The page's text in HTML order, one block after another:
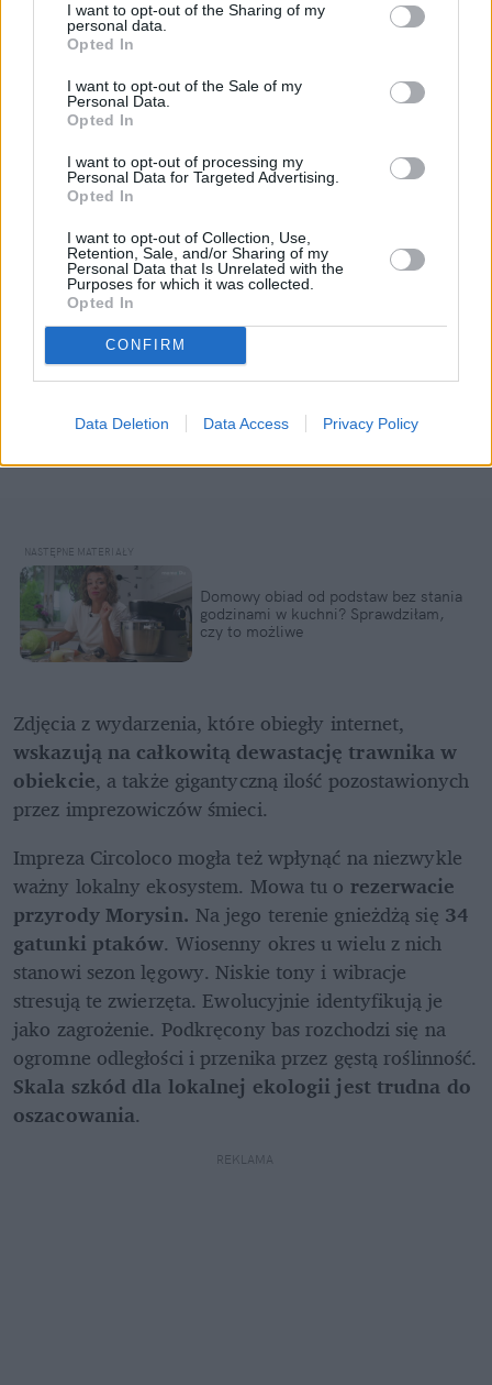
I want to opt-out of the Sharing of my
personal data.
Opted In
I want to opt-out of the Sale of my
Personal Data.
Opted In
I want to opt-out of processing my
Personal Data for Targeted Advertising.
Opted In
I want to opt-out of Collection, Use,
Retention, Sale, and/or Sharing of my
Personal Data that Is Unrelated with the
Purposes for which it was collected.
Opted In
CONFIRM
Data Deletion Data Access Privacy Policy
Domowy obiad od podstaw bez stania
godzinami w kuchni? Sprawdziłam,
czy to możliwe
wskazują na całkowitą dewastację trawnikaw
obiekcie, a także gigantyczną ilość pozostawionych
przez imprezowiczów śmieci.
Impreza Circoloco mogła też wpłynąć na niezwykle
ważny lokalny ekosystem. Mowa tu o rezerwacie
przyrody Morysin. Na jego terenie gnieżdżą się 34
gatunki ptaków. Wiosenny okres u wielu z nich
stanowi sezon lęgowy. Niskie tony i wibracje
stresują te zwierzęta. Ewolucyjnie identyfikują je
jako zagrożenie. Podkręcony bas rozchodzi się na
Skala szkód dla lokalnej ekologii jest trudna do
oszacowania.
REKLAMA